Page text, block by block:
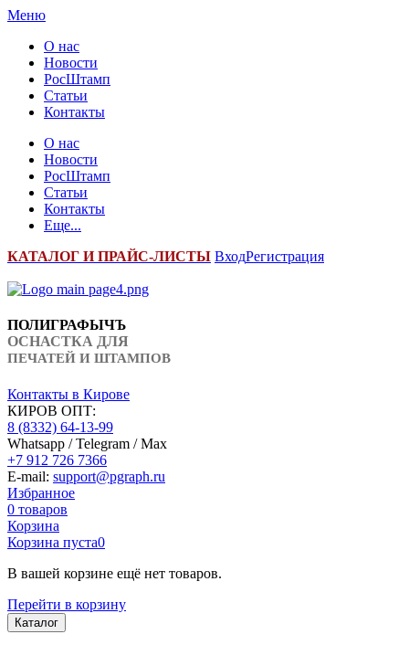
Меню
О нас
Новости
РосШтамп
Статьи
Контакты
О нас
Новости
РосШтамп
Статьи
Контакты
Еще...
КАТАЛОГ И ПРАЙС-ЛИСТЫ ВходРегистрация
ПОЛИГРАФЫЧЪ
ОСНАСТКА ДЛЯ
ПЕЧАТЕЙ И ШТАМПОВ
Контакты в Кирове
КИРОВ ОПТ:
8 (8332) 64-13-99
Whatsapp / Telegram / Max
+7 912 726 7366
E-mail: support@pgraph.ru
Избранное
0 товаров
Корзина
Корзина пуста0
В вашей корзине ещё нет товаров.
Перейти в корзину
Каталог